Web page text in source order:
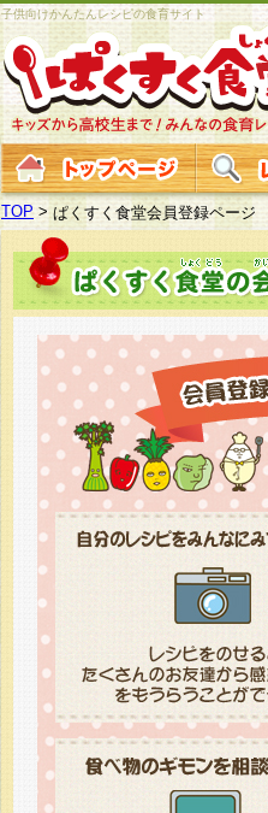
子供向けかんたんレシピの食育サイト
TOP >ぱくすく食堂会員登録ページ